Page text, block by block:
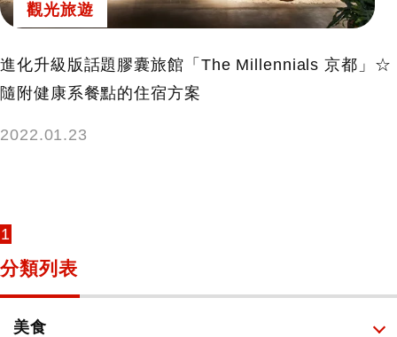
觀光旅遊
進化升級版話題膠囊旅館「The Millennials 京都」☆
隨附健康系餐點的住宿方案
2022.01.23
1
分類列表
美食